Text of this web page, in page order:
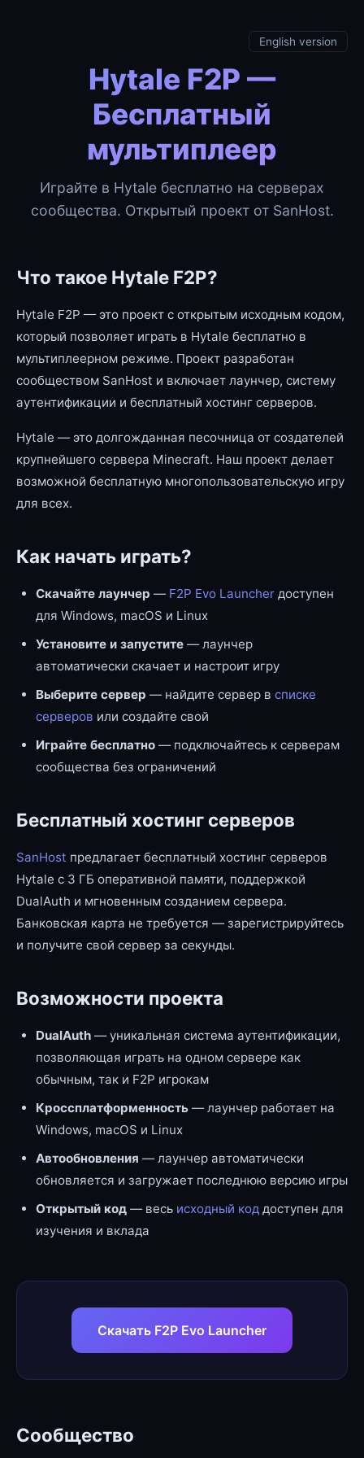
English version
Hytale F2P —
Бесплатный
мультиплеер
Играйте в Hytale бесплатно на серверах
сообщества. Открытый проект от SanHost.
Что такое Hytale F2P?
Hytale F2P — это проект с открытым исходным кодом,
который позволяет играть в Hytale бесплатно в
мультиплеерном режиме. Проект разработан
сообществом SanHost и включает лаунчер, систему
аутентификации и бесплатный хостинг серверов.
Hytale — это долгожданная песочница от создателей
крупнейшего сервера Minecraft. Наш проект делает
возможной бесплатную многопользовательскую игру
для всех.
Как начать играть?
Скачайте лаунчер — F2P Evo Launcher доступен
для Windows, macOS и Linux
Установите и запустите — лаунчер
автоматически скачает и настроит игру
Выберите сервер — найдите сервер в списке
серверов или создайте свой
Играйте бесплатно — подключайтесь к серверам
сообщества без ограничений
Бесплатный хостинг серверов
SanHost предлагает бесплатный хостинг серверов
Hytale с 3 ГБ оперативной памяти, поддержкой
DualAuth и мгновенным созданием сервера.
Банковская карта не требуется — зарегистрируйтесь
и получите свой сервер за секунды.
Возможности проекта
DualAuth — уникальная система аутентификации,
позволяющая играть на одном сервере как
обычным, так и F2P игрокам
Кроссплатформенность — лаунчер работает на
Windows, macOS и Linux
Автообновления — лаунчер автоматически
обновляется и загружает последнюю версию игры
Открытый код — весь исходный код доступен для
изучения и вклада
Скачать F2P Evo Launcher
Сообщество